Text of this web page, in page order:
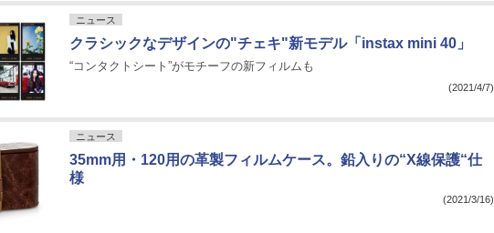
ニュース
クラシックなデザインの"チェキ"新モデル「instax mini 40」
“コンタクトシート”がモチーフの新フィルムも
(2021/4/7)
ニュース
35mm用・120用の革製フィルムケース。鉛入りの“X線保護“仕
様
(2021/3/16)